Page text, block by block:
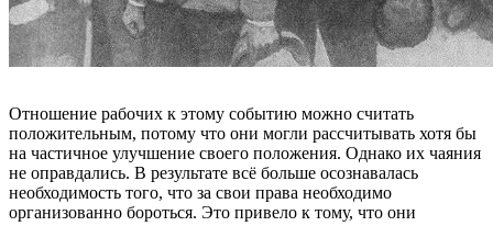
Отношение рабочих к этому событию можно считать
положительным, потому что они могли рассчитывать хотя бы
на частичное улучшение своего положения. Однако их чаяния
не оправдались. В результате всё больше осознавалась
необходимость того, что за свои права необходимо
организованно бороться. Это привело к тому, что они